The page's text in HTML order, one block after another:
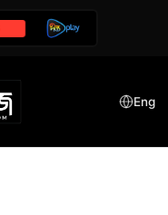
Eng